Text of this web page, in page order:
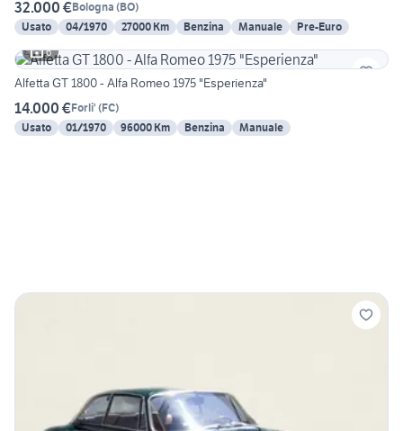
32.000 €Bologna (BO)
Usato
04/1970 27000 Km Benzina Manuale
Pre-Euro
6
Alfetta GT 1800 - Alfa Romeo 1975 "Esperienza"
14.000 €Forli' (FC)
Usato
01/1970 96000 Km Benzina Manuale